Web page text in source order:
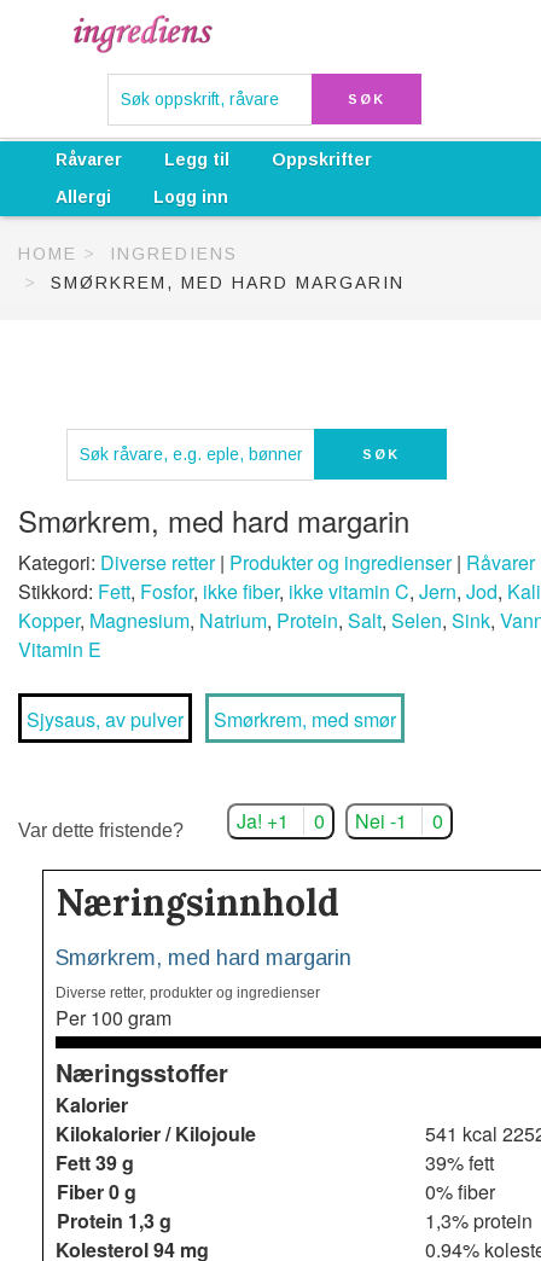
Råvarer Legg til
Oppskrifter
Allergi
Logg inn
HOME
INGREDIENS
SMØRKREM, MED HARD MARGARIN
Smørkrem, med hard margarin
Kategori: Diverse retter| Produkter og ingredienser| Råvarer
Stikkord: Fett, Fosfor, ikke fiber, ikke vitamin C, Jern, Jod,
Kopper, Magnesium, Natrium, Protein, Salt, Selen, Sink,
Vitamin E
Sjysaus, av pulver Smørkrem, med smør
Var dette fristende? Ja! +1 0 Nei -1 0
Næringsinnhold
Smørkrem, med hard margarin
Diverse retter, produkter og ingredienser
Per 100 gram
Næringsstoffer
Kalorier
Kilokalorier / Kilojoule
541 kcal
Fett39 g
39% fett
Fiber0 g
0% fiber
Protein 1,3 g
1,3% protein
Kolesterol94 mg
0.94%